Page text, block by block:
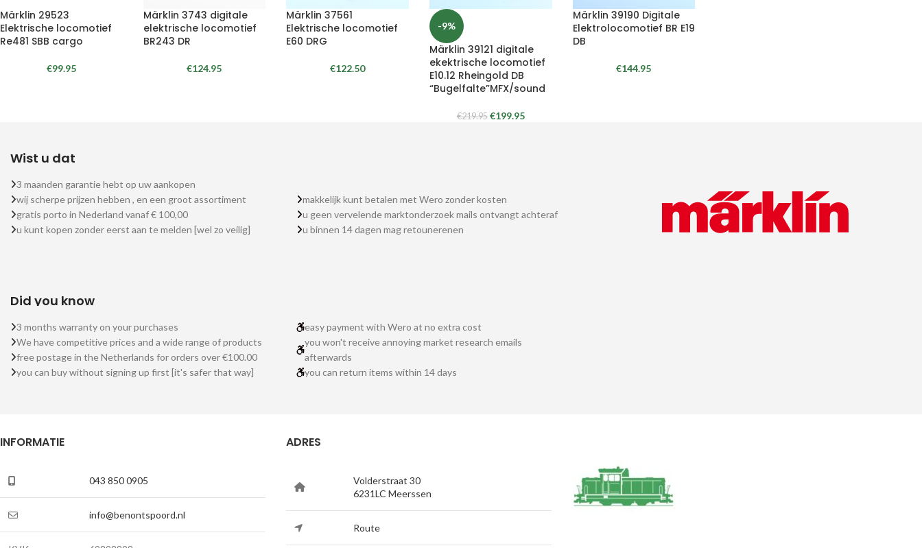
Märklin 29523
Elektrische locomotief
Re481 SBB cargo
€99.95
Märklin 3743 digitale
elektrische locomotief
BR243 DR
€124.95
Märklin 37561
Elektrische locomotief
E60 DRG
€122.50
-9%
Märklin 39121 digitale
ekektrische locomotief
E10.12 Rheingold DB
“Bugelfalte”MFX/sound
€219.95 €199.95
Märklin 39190 Digitale
Elektrolocomotief BR E19
DB
€144.95
Wist u dat
3 maanden garantie hebt op uw aankopen
wij scherpe prijzen hebben , en een groot assortiment
gratis porto in Nederland vanaf € 100,00
u kunt kopen zonder eerst aan te melden [wel zo veilig]
makkelijk kunt betalen met Wero zonder kosten
u geen vervelende marktonderzoek mails ontvangt achteraf
u binnen 14 dagen mag retounerenen
Did you know
3 months warranty on your purchases
We have competitive prices and a wide range of products
free postage in the Netherlands for orders over €100.00
you can buy without signing up first [it's safer that way]
easy payment with Wero at no extra cost
you won't receive annoying market research emails
afterwards
you can return items within 14 days
INFORMATIE
043 850 0905
info@benontspoord.nl
ADRES
Volderstraat 30
6231LC Meerssen
Route